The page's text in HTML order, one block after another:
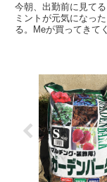
今朝、出勤前に見て
ミントが元気になっ
る。Meが買ってきて
ほれ。バジルも茎の下
ら、ちんまりと。まわ
ひょ...